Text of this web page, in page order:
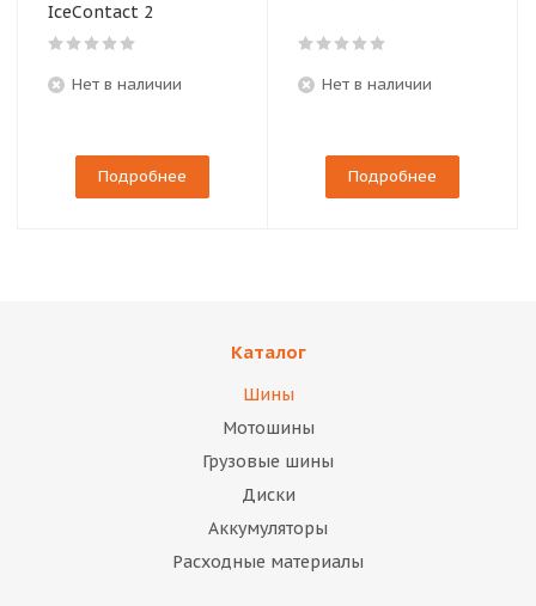
IceContact 2
Нет в наличии
Подробнее
Нет в наличии
Подробнее
Каталог
Шины
Мотошины
Грузовые шины
Диски
Аккумуляторы
Расходные материалы